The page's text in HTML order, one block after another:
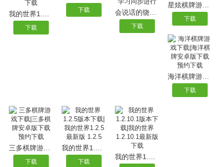
我的世界1.2.9版本下载|我的世界国际服1.2.9最新版下载
下载
下载 会说话的饶舌歌手TalkingRapper下载，游戏与学习同步进行
下载
星炫棋牌游戏下载|星炫棋牌安卓版下载预约下载
下载
下载
三多棋牌游戏下载|三多棋牌安卓版下载预约下载
下载 下载